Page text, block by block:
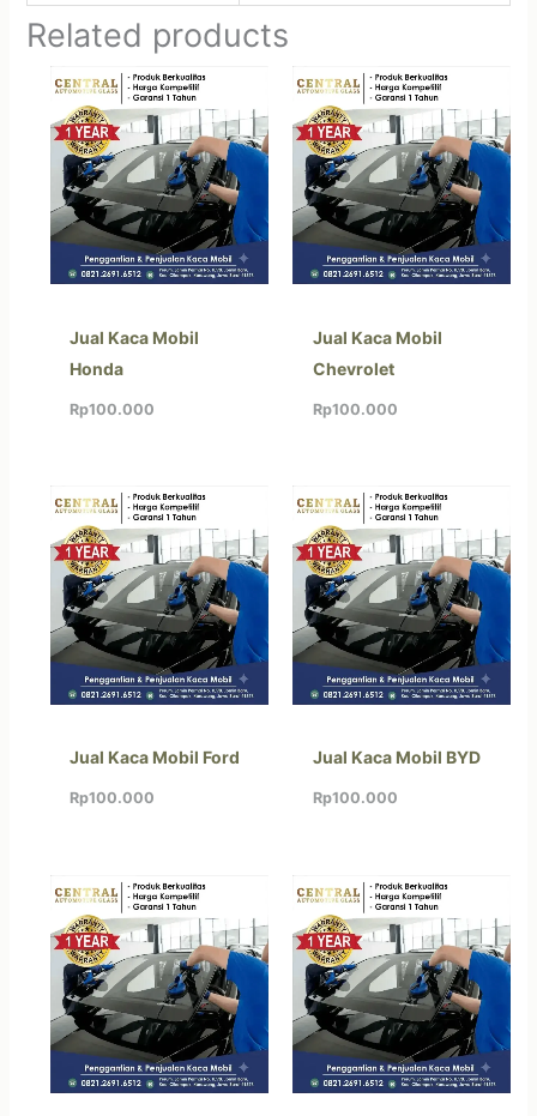
Related products
Jual Kaca Mobil
Honda
Rp100.000
Jual Kaca Mobil
Chevrolet
Rp100.000
Jual Kaca Mobil Ford
Rp100.000
Jual Kaca Mobil BYD
Rp100.000